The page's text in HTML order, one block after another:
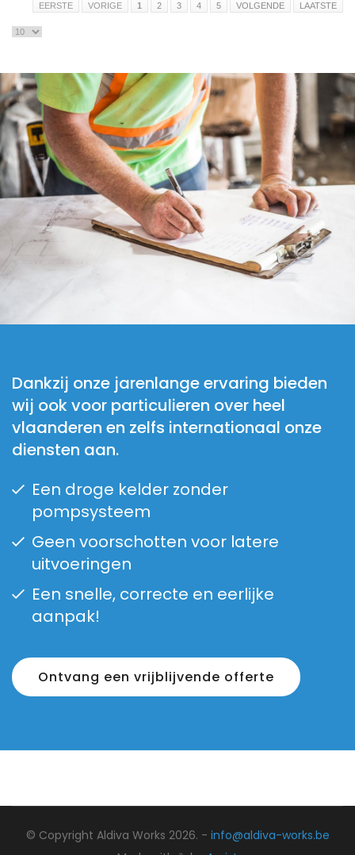
EERSTE VORIGE 1 2 3 4 5 VOLGENDE LAATSTE
Dankzij onze jarenlange ervaring bieden
wij ook voor particulieren over heel
vlaanderen en zelfs internationaal onze
diensten aan.
Een droge kelder zonder
pompsysteem
Geen voorschotten voor latere
uitvoeringen
Een snelle, correcte en eerlijke
aanpak!
Ontvang een vrijblijvende offerte
© Copyright Aldiva Works 2026. - info@aldiva-works.be